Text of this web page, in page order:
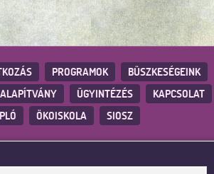
PROGRAMOK
BÜSZKESÉGEINK
ALAPÍTVÁNY ÜGYINTÉZÉS
KAPCSOLAT
ÖKOISKOLA SIOSZ